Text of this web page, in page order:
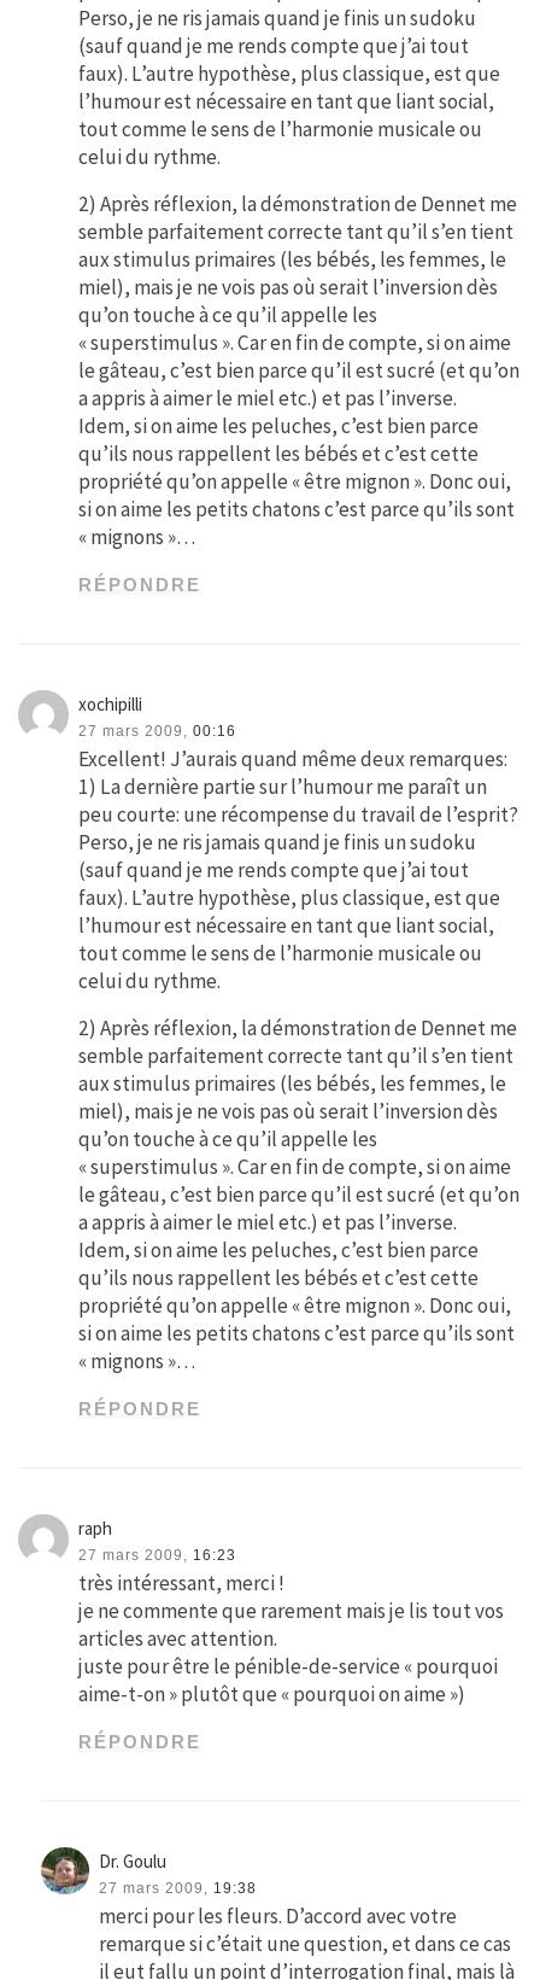
Perso, je ne ris jamais quand je finis un sudoku
(sauf quand je me rends compte que j’ai tout
faux). L’autre hypothèse, plus classique, est que
l’humour est nécessaire en tant que liant social,
tout comme le sens de l’harmonie musicale ou
celui du rythme.
2) Après réflexion, la démonstration de Dennet me
semble parfaitement correcte tant qu’il s’en tient
aux stimulus primaires (les bébés, les femmes, le
miel), mais je ne vois pas où serait l’inversion dès
qu’on touche à ce qu’il appelle les
« superstimulus ». Car en fin de compte, si on aime
le gâteau, c’est bien parce qu’il est sucré (et qu’on
a appris à aimer le miel etc.) et pas l’inverse.
Idem, si on aime les peluches, c’est bien parce
qu’ils nous rappellent les bébés et c’est cette
propriété qu’on appelle « être mignon ». Donc oui,
si on aime les petits chatons c’est parce qu’ils sont
« mignons »…
RÉPONDRE
xochipilli
27 mars 2009, 00:16
Excellent! J’aurais quand même deux remarques:
1) La dernière partie sur l’humour me paraît un
peu courte: une récompense du travail de l’esprit?
Perso, je ne ris jamais quand je finis un sudoku
(sauf quand je me rends compte que j’ai tout
faux). L’autre hypothèse, plus classique, est que
l’humour est nécessaire en tant que liant social,
tout comme le sens de l’harmonie musicale ou
celui du rythme.
2) Après réflexion, la démonstration de Dennet me
semble parfaitement correcte tant qu’il s’en tient
aux stimulus primaires (les bébés, les femmes, le
miel), mais je ne vois pas où serait l’inversion dès
qu’on touche à ce qu’il appelle les
« superstimulus ». Car en fin de compte, si on aime
le gâteau, c’est bien parce qu’il est sucré (et qu’on
a appris à aimer le miel etc.) et pas l’inverse.
Idem, si on aime les peluches, c’est bien parce
qu’ils nous rappellent les bébés et c’est cette
propriété qu’on appelle « être mignon ». Donc oui,
si on aime les petits chatons c’est parce qu’ils sont
« mignons »…
RÉPONDRE
raph
27 mars 2009, 16:23
très intéressant, merci !
je ne commente que rarement mais je lis tout vos
articles avec attention.
juste pour être le pénible-de-service « pourquoi
aime-t-on » plutôt que « pourquoi on aime »)
RÉPONDRE
Dr. Goulu
27 mars 2009, 19:38
merci pour les fleurs. D’accord avec votre
remarque si c’était une question, et dans ce cas
il eut fallu un point d’interrogation final, mais là